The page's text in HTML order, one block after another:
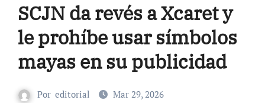
SCJN da revés a Xcaret y
le prohíbe usar símbolos
mayas en su publicidad
Por editorial Mar 29, 2026